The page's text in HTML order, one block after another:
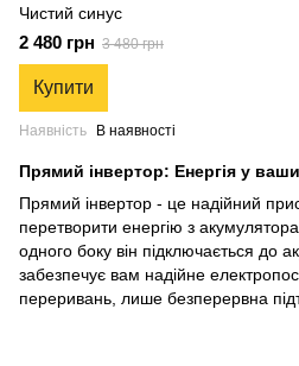
Чистий синус
2 480 грн 3 480 грн
Купити
Наявність В наявності
Прямий інвертор: Енергія у
Прямий інвертор - це надійний
перетворити енергію з
одного боку він підключається до
забезпечує вам надійне
переривань, лише безперервна